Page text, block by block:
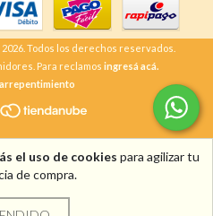
el uso de cookies para agilizar tu
de compra.
Todos los derechos reservados.
Para reclamos ingresá acá.